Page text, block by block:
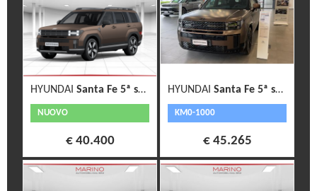
HYUNDAI Santa Fe 5ª serie
NUOVO
€ 40.400
HYUNDAI Santa Fe 5ª serie
KM0-1000
€ 45.265